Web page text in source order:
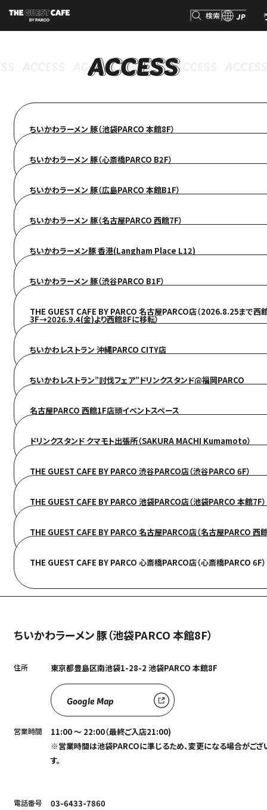
検索 JP
検索
ちいかわラーメン 豚（池袋PARCO 本館8F）
ちいかわラーメン 豚（心斎橋PARCO B2F）
ちいかわラーメン 豚（広島PARCO 本館B1F）
ちいかわラーメン 豚（名古屋PARCO 西館7F）
ちいかわラーメン豚 香港(Langham Place L12)
ちいかわラーメン 豚（渋谷PARCO B1F）
THE GUEST CAFE BY PARCO 名古屋PARCO店（2026.8.25まで西
3F→2026.9.4(金)より西館8Fに移転）
ちいかわレストラン 沖縄PARCO CITY店
ちいかわレストラン”討伐フェア”ドリンクスタンド@福岡PARCO
名古屋PARCO 西館1F店頭イベントスペース
ドリンクスタンド クマモト出張所（SAKURA MACHI Kumamoto）
THE GUEST CAFE BY PARCO 渋谷PARCO店（渋谷PARCO 6F）
THE GUEST CAFE BY PARCO 池袋PARCO店（池袋PARCO 本館7F）
THE GUEST CAFE BY PARCO 名古屋PARCO店（名古屋PARCO 西
THE GUEST CAFE BY PARCO 心斎橋PARCO店（心斎橋PARCO 6F）
ちいかわラーメン 豚（池袋PARCO 本館8F）
住所 東京都豊島区南池袋1-28-2 池袋PARCO 本館8F
Google Map
営業時間
11:00 ～ 22:00（最終ご入店21:00)
※営業時間は池袋PARCOに準じるため、変更になる場合がござ
す。
電話番号 03-6433-7860